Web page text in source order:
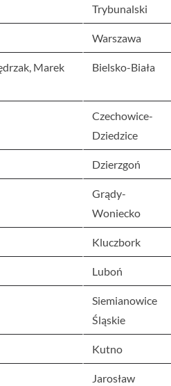
Trybunalski
Warszawa
Marek
Bielsko-Biała
Czechowice-
Dziedzice
Dzierzgoń
Grądy-
Woniecko
Kluczbork
Luboń
Siemianowice
Śląskie
Kutno
Jarosław